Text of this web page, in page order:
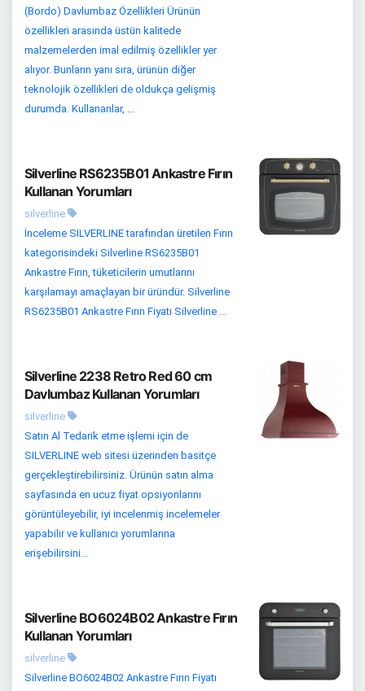
(Bordo) Davlumbaz Özellikleri Ürünün
özellikleri arasında üstün kalitede
malzemelerden imal edilmiş özellikler yer
alıyor. Bunların yanı sıra, ürünün diğer
teknolojik özellikleri de oldukça gelişmiş
durumda. Kullananlar, ...
Silverline RS6235B01 Ankastre Fırın
Kullanan Yorumları
silverline
İnceleme SILVERLINE tarafından üretilen Fırın
kategorisindeki Silverline RS6235B01
Ankastre Fırın, tüketicilerin umutlarını
karşılamayı amaçlayan bir üründür. Silverline
RS6235B01 Ankastre Fırın Fiyatı Silverline ...
Silverline 2238 Retro Red 60 cm
Davlumbaz Kullanan Yorumları
silverline
Satın Al Tedarik etme işlemi için de
SILVERLINE web sitesi üzerinden basitçe
gerçekleştirebilirsiniz. Ürünün satın alma
sayfasında en ucuz fiyat opsiyonlarını
görüntüleyebilir, iyi incelenmiş incelemeler
yapabilir ve kullanıcı yorumlarına
erişebilirsini...
Silverline BO6024B02 Ankastre Fırın
Kullanan Yorumları
silverline
Silverline BO6024B02 Ankastre Fırın Fiyatı